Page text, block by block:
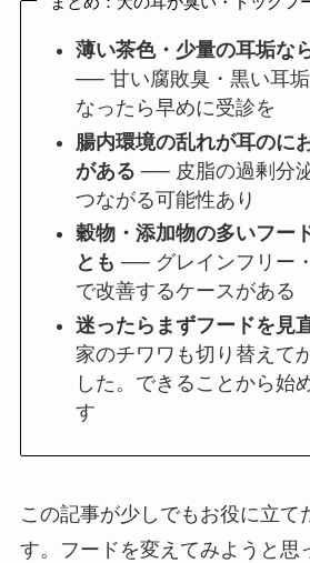
薄い茶色・少量の耳垢な
── 甘い腐敗臭・黒い耳
なったら早めに受診を
腸内環境の乱れが耳のに
がある ── 皮脂の過剰分
つながる可能性あり
穀物・添加物の多いフー
とも ── グレインフリー
で改善するケースがある
迷ったらまずフードを見
家のチワワも切り替えて
した。できることから始
す
この記事が少しでもお役に立て
す。フードを変えてみようと思